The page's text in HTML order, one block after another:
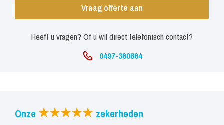
Vraag offerte aan
Heeft u vragen? Of u wil direct telefonisch contact?
0497-360864
Onze zekerheden